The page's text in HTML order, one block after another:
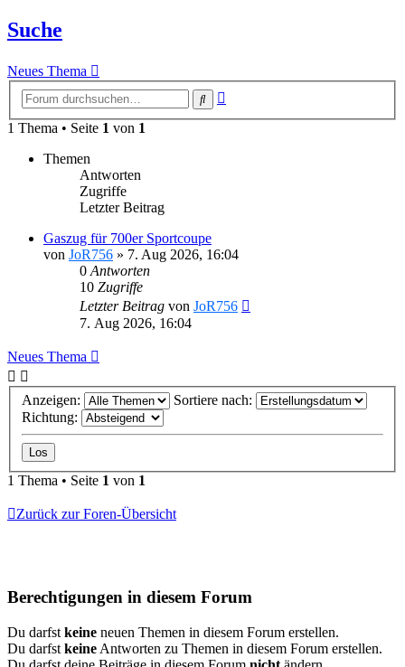
Suche
Neues Thema
Suche
1 Thema • Seite 1 von 1
Themen
Antworten
Zugriffe
Letzter Beitrag
Gaszug für 700er Sportcoupe
von JoR756 » 7. Aug 2026, 16:04
0 Antworten
10 Zugriffe
Letzter Beitrag von JoR756
7. Aug 2026, 16:04
Neues Thema
Anzeigen:
Sortiere nach:
Richtung:
1 Thema • Seite 1 von 1
Zurück zur Foren-Übersicht
Berechtigungen in diesem Forum
Du darfst keine neuen Themen in diesem Forum erstellen.
Du darfst keine Antworten zu Themen in diesem Forum erstellen.